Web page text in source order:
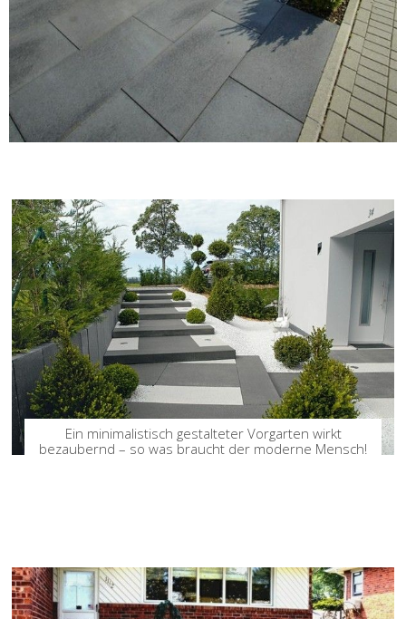
Ein minimalistisch gestalteter Vorgarten wirkt
bezaubernd – so was braucht der moderne Mensch!